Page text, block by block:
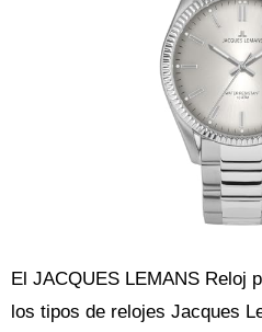
El JACQUES LEMANS Reloj
los tipos de relojes Jacques